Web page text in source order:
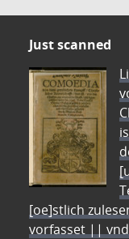
Just scanned
[oe]stlich
vorfasset ||